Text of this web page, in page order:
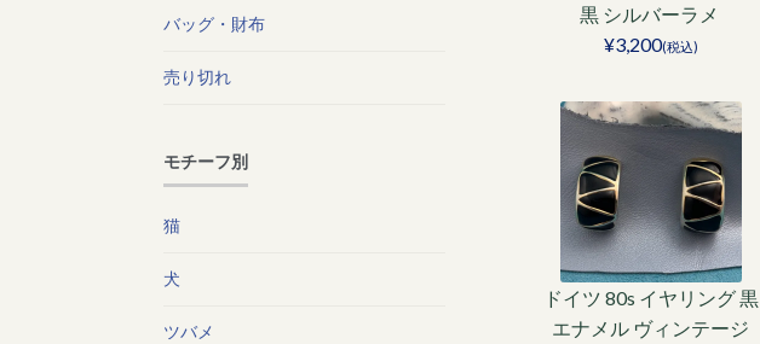
黒 シルバーラメ
¥3,200(税込)
ドイツ 80s イヤリング 黒
エナメル ヴィンテージ
バッグ・財布
売り切れ
モチーフ別
猫
犬
ツバメ